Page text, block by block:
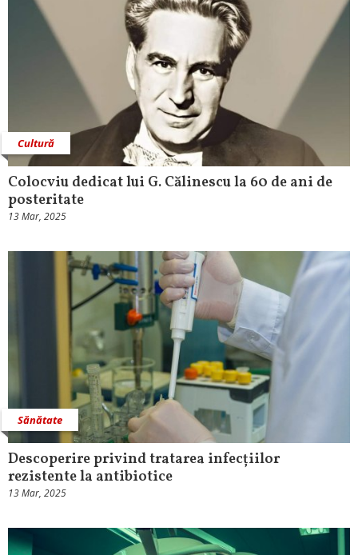
Cultură
Colocviu dedicat lui G. Călinescu la 60 de ani de
posteritate
13 Mar, 2025
Sănătate
Descoperire privind tratarea infecțiilor
rezistente la antibiotice
13 Mar, 2025